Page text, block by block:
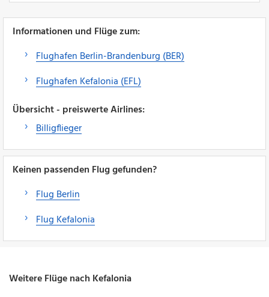
Informationen und Flüge zum:
Flughafen Berlin-Brandenburg (BER)
Flughafen Kefalonia (EFL)
Übersicht - preiswerte Airlines:
Billigflieger
Keinen passenden Flug gefunden?
Flug Berlin
Flug Kefalonia
Weitere Flüge nach Kefalonia